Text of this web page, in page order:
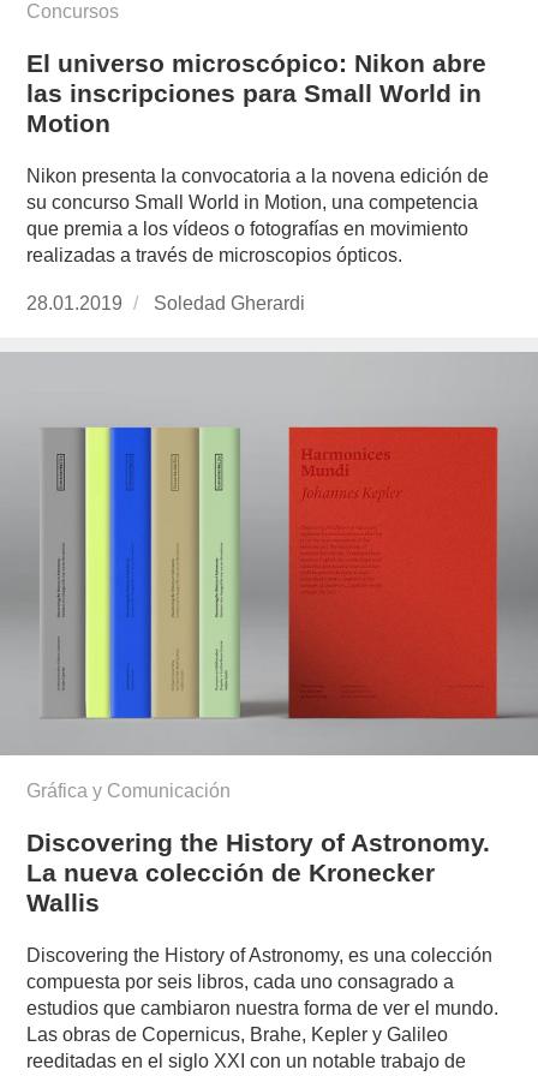
Concursos
El universo microscópico: Nikon abre
las inscripciones para Small World in
Motion
Nikon presenta la convocatoria a la novena edición de
su concurso Small World in Motion, una competencia
que premia a los vídeos o fotografías en movimiento
realizadas a través de microscopios ópticos.
Publicado
28.01.2019
https://www.experimenta.es/author/soledad-
Soledad Gherardi
Gráfica y Comunicación
Discovering the History of Astronomy.
La nueva colección de Kronecker
Wallis
Discovering the History of Astronomy, es una colección
compuesta por seis libros, cada uno consagrado a
estudios que cambiaron nuestra forma de ver el mundo.
Las obras de Copernicus, Brahe, Kepler y Galileo
reeditadas en el siglo XXI con un notable trabajo de